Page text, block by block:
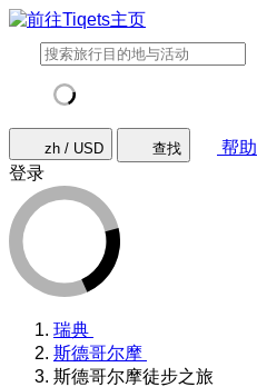
zh / USD 查找
帮助
登录
瑞典
斯德哥尔摩
斯德哥尔摩徒步之旅